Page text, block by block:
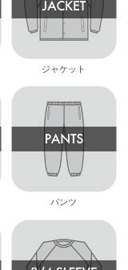
ジャケット
パンツ